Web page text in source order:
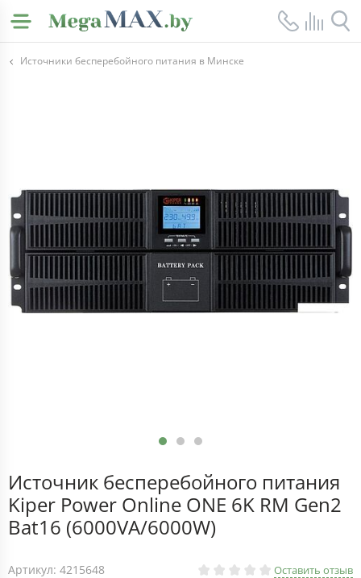
Источники бесперебойного питания в Минске
Источник бесперебойного питания
Kiper Power Online ONE 6K RM Gen2
Bat16 (6000VA/6000W)
Артикул: 4215648 Оставить отзыв